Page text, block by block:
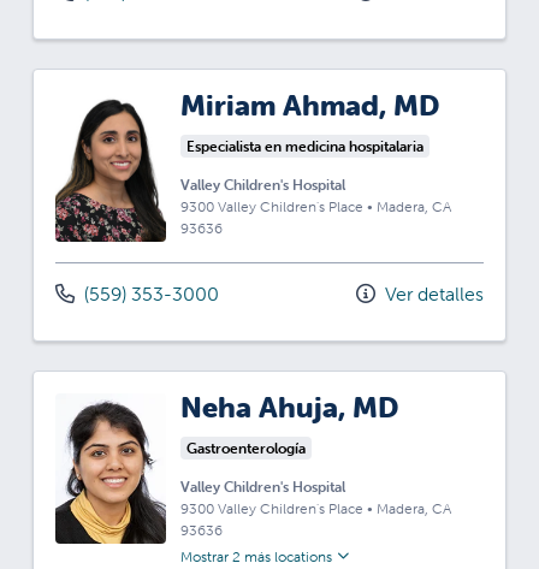
Miriam Ahmad, MD
Especialista en medicina hospitalaria
Valley Children's Hospital
9300 Valley Children's Place • Madera, CA
93636
(559) 353-3000 Ver detalles
Neha Ahuja, MD
Gastroenterología
Valley Children's Hospital
9300 Valley Children's Place • Madera, CA
93636
Mostrar 2 más locations